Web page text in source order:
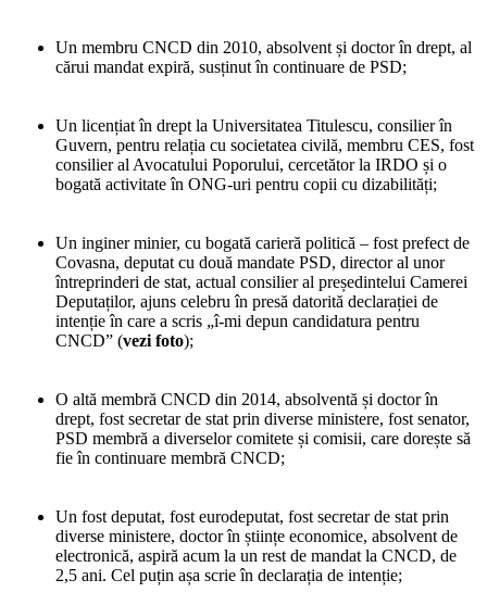
Un membru CNCD din 2010, absolvent și doctor în drept, al
cărui mandat expiră, susținut în continuare de PSD;
Un licențiat în drept la Universitatea Titulescu, consilier în
Guvern, pentru relația cu societatea civilă, membru CES, fost
consilier al Avocatului Poporului, cercetător la IRDO și o
bogată activitate în ONG-uri pentru copii cu dizabilități;
Un inginer minier, cu bogată carieră politică – fost prefect de
Covasna, deputat cu două mandate PSD, director al unor
întreprinderi de stat, actual consilier al președintelui Camerei
Deputaților, ajuns celebru în presă datorită declarației de
intenție în care a scris „î-mi depun candidatura pentru
CNCD” (vezi foto);
O altă membră CNCD din 2014, absolventă și doctor în
drept, fost secretar de stat prin diverse ministere, fost senator,
PSD membră a diverselor comitete și comisii, care dorește să
fie în continuare membră CNCD;
Un fost deputat, fost eurodeputat, fost secretar de stat prin
diverse ministere, doctor în științe economice, absolvent de
electronică, aspiră acum la un rest de mandat la CNCD, de
2,5 ani. Cel puțin așa scrie în declarația de intenție;